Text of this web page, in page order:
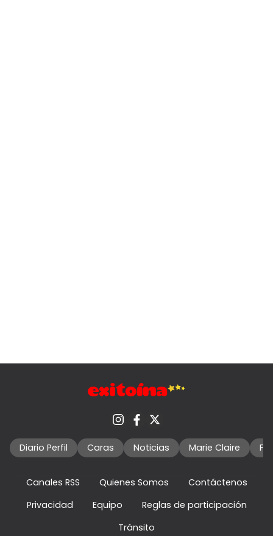
Diario Perfil Caras Noticias Marie Claire
Canales RSS Quienes Somos
Contáctenos
Privacidad
Equipo
Reglas de participación
Tránsito